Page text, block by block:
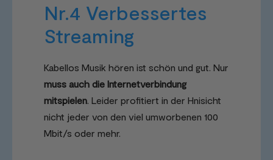
Nr.4 Verbessertes
Streaming
Kabellos Musik hören ist schön und gut. Nur
muss auch die Internetverbindung
mitspielen. Leider profitiert in der Hnisicht
nicht jeder von den viel umworbenen 100
Mbit/s oder mehr.